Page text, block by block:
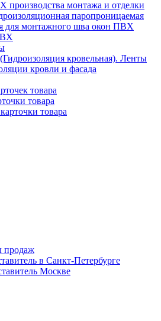
монтажа и отделки
паропроницаемая
для монтажного шва окон ПВХ
кровельная). Ленты
кровли и фасада
товара
товара
товара
продаж
в Санкт-Петербурге
Москве